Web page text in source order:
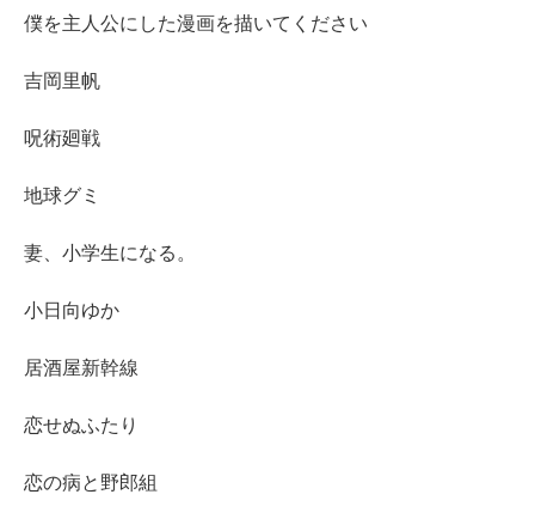
僕を主人公にした漫画を描いてください
吉岡里帆
呪術廻戦
地球グミ
妻、小学生になる。
小日向ゆか
居酒屋新幹線
恋せぬふたり
恋の病と野郎組